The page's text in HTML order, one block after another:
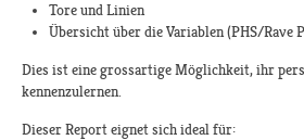
Tore und Linien
Übersicht über die Variablen (PHS/Rave
Dies ist eine grossartige Möglichkeit, ihr
kennenzulernen.
Dieser Report eignet sich ideal für: